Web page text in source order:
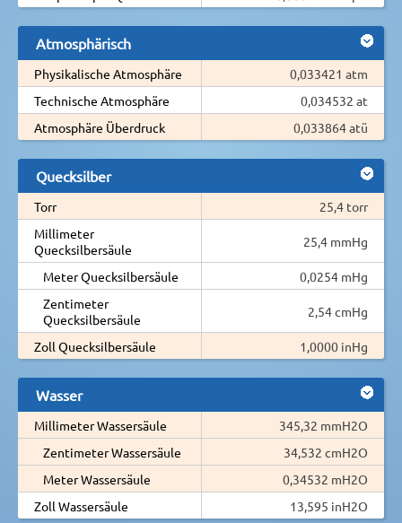
Atmosphärisch
Physikalische Atmosphäre
0,033421 atm
Technische Atmosphäre
0,034532 at
Atmosphäre Überdruck
0,033864 atü
Quecksilber
Torr
25,4 torr
Millimeter
Quecksilbersäule
25,4 mmHg
Meter Quecksilbersäule
0,0254 mHg
Zentimeter
Quecksilbersäule
2,54 cmHg
Zoll Quecksilbersäule 1,0000 inHg
Wasser
Millimeter Wassersäule
345,32 mmH2O
Zentimeter Wassersäule
34,532 cmH2O
Meter Wassersäule
0,34532 mH2O
Zoll Wassersäule
13,595 inH2O